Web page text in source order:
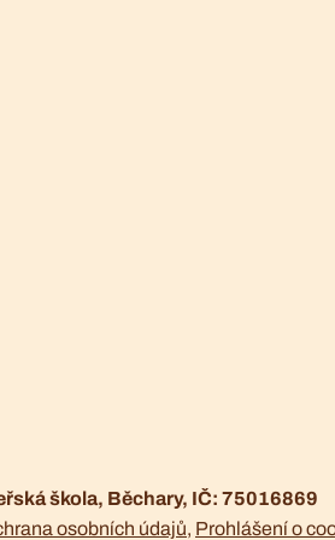
škola, Běchary, IČ: 75016869
osobních údajů Prohlášení o